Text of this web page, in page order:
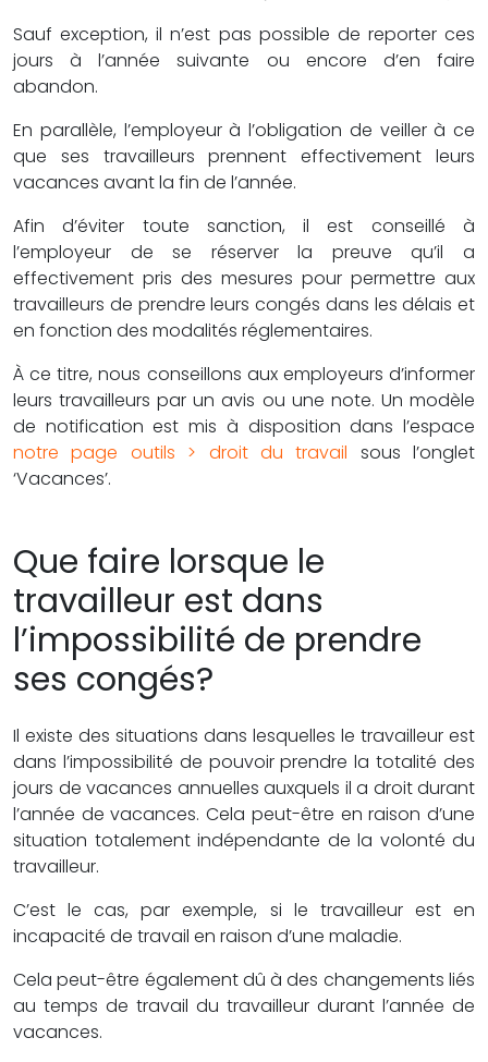
Sauf exception, il n’est pas possible de reporter ces
jours à l’année suivante ou encore d’en faire
abandon.
En parallèle, l’employeur à l’obligation de veiller à ce
que ses travailleurs prennent effectivement leurs
vacances avant la fin de l’année.
Afin d’éviter toute sanction, il est conseillé à
l’employeur de se réserver la preuve qu’il a
effectivement pris des mesures pour permettre aux
travailleurs de prendre leurs congés dans les délais et
en fonction des modalités réglementaires.
À ce titre, nous conseillons aux employeurs d’informer
leurs travailleurs par un avis ou une note. Un modèle
de notification est mis à disposition dans l’espace
notre page outils > droit du travail sous l’onglet
‘Vacances’.
Que faire lorsque le
travailleur est dans
l’impossibilité de prendre
ses congés?
Il existe des situations dans lesquelles le travailleur est
dans l’impossibilité de pouvoir prendre la totalité des
jours de vacances annuelles auxquels il a droit durant
l’année de vacances. Cela peut-être en raison d’une
situation totalement indépendante de la volonté du
travailleur.
C’est le cas, par exemple, si le travailleur est en
incapacité de travail en raison d’une maladie.
Cela peut-être également dû à des changements liés
au temps de travail du travailleur durant l’année de
vacances.